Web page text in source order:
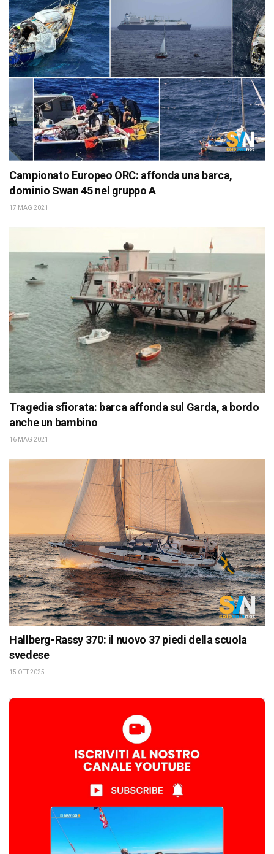
Campionato Europeo ORC: affonda una barca,
dominio Swan 45 nel gruppo A
17 MAG 2021
Tragedia sfiorata: barca affonda sul Garda, a bordo
anche un bambino
16 MAG 2021
Hallberg-Rassy 370: il nuovo 37 piedi della scuola
svedese
15 OTT 2025